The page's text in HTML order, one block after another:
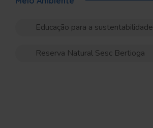
Educação para a sustentabilidade
Reserva Natural Sesc Bertioga